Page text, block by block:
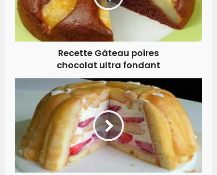
Recette Gâteau poires
chocolat ultra fondant